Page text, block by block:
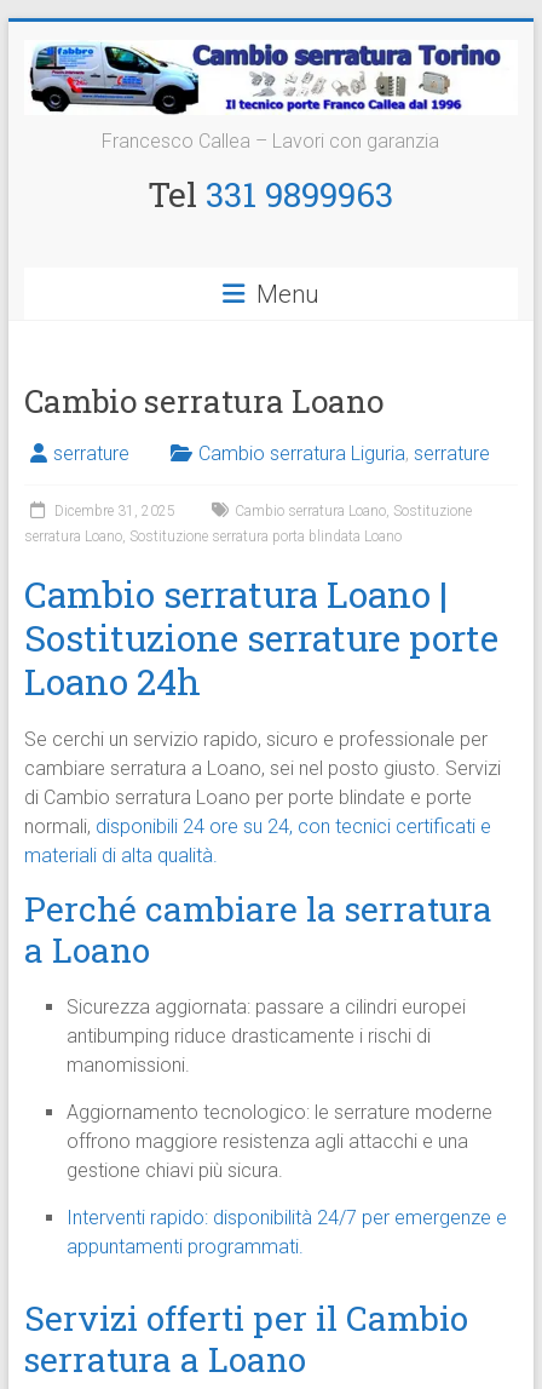
contenuto
Cambio
Serratura
Francesco Callea – Lavori con garanzia
Tel 331 9899963
Menu
Cambio serratura Loano
serrature Cambio serratura Liguria, serrature
Dicembre 31, 2025 Cambio serratura Loano, Sostituzione
serratura Loano, Sostituzione serratura porta blindata Loano
Cambio serratura Loano |
Sostituzione serrature porte
Loano 24h
Se cerchi un servizio rapido, sicuro e professionale per
cambiare serratura a Loano, sei nel posto giusto. Servizi
di Cambio serratura Loano per porte blindate e porte
normali, disponibili 24 ore su 24, con tecnici certificati e
materiali di alta qualità.
Perché cambiare la serratura
a Loano
Sicurezza aggiornata: passare a cilindri europei
antibumping riduce drasticamente i rischi di
manomissioni.
Aggiornamento tecnologico: le serrature moderne
offrono maggiore resistenza agli attacchi e una
gestione chiavi più sicura.
Interventi rapido: disponibilità 24/7 per emergenze e
appuntamenti programmati.
Servizi offerti per il Cambio
serratura a Loano